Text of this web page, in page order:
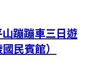
蹦蹦車三日遊
民賓館）